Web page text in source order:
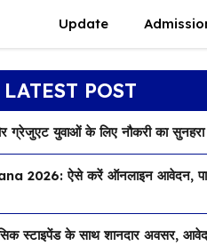
Update
LATEST POST
युवाओं के लिए नौकरी का सुनहरा
ऐसे करें ऑनलाइन आवेदन, पाएं
के साथ शानदार अवसर,